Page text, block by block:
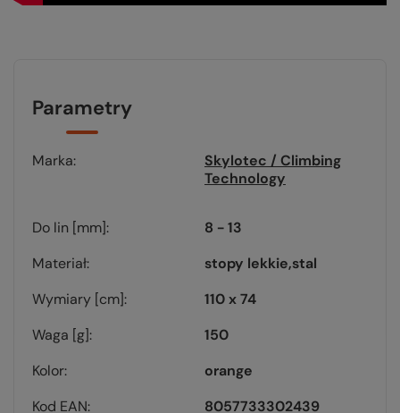
Parametry
Marka
Skylotec / Climbing
Technology
Do lin [mm]
8 - 13
Materiał
stopy lekkie stal
Wymiary [cm]
110 x 74
Waga [g]
150
Kolor
orange
Kod EAN
8057733302439